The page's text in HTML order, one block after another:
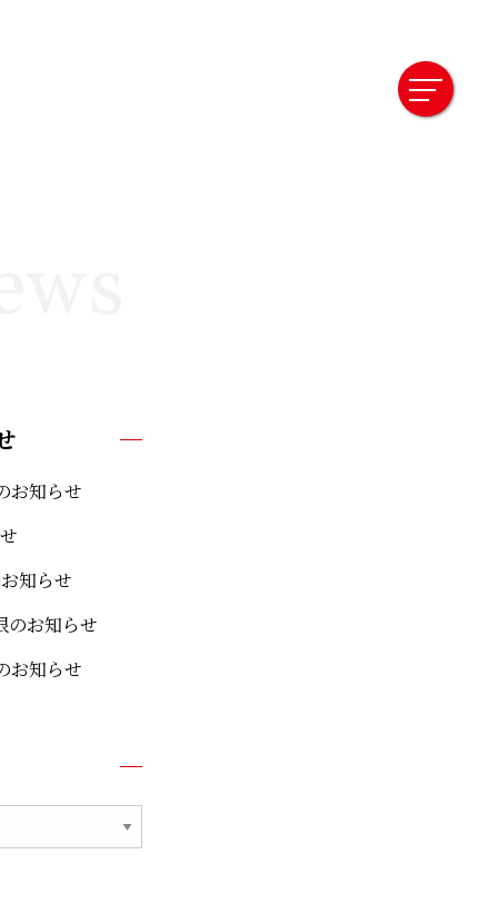
お知らせ
知らせ
のお知らせ
お知らせ